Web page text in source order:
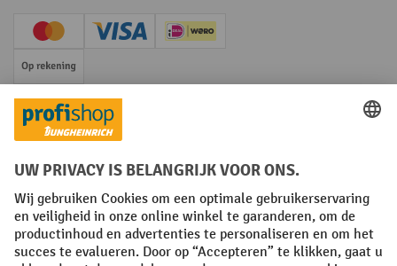
Creditcard (Master)Creditcard (Visa)iDEAL | Wero
Op rekening
Sociale netwerken
Facebook
YouTube
LinkedIn
Instagram
Algemene leveringsvoorwaarden Copyright